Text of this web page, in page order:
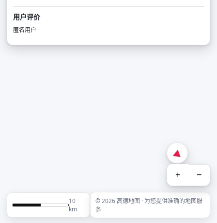
用户评价
匿名用户
+ −
10
km
© 2026 高德地图 · 为您提供准确的地图服
务